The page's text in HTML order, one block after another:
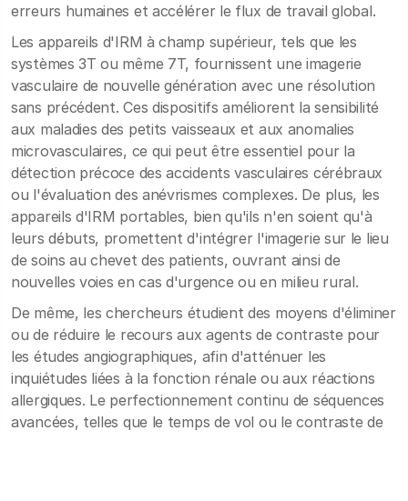
erreurs humaines et accélérer le flux de travail global.
Les appareils d'IRM à champ supérieur, tels que les
systèmes 3T ou même 7T, fournissent une imagerie
vasculaire de nouvelle génération avec une résolution
sans précédent. Ces dispositifs améliorent la sensibilité
aux maladies des petits vaisseaux et aux anomalies
microvasculaires, ce qui peut être essentiel pour la
détection précoce des accidents vasculaires cérébraux
ou l'évaluation des anévrismes complexes. De plus, les
appareils d'IRM portables, bien qu'ils n'en soient qu'à
leurs débuts, promettent d'intégrer l'imagerie sur le lieu
de soins au chevet des patients, ouvrant ainsi de
nouvelles voies en cas d'urgence ou en milieu rural.
De même, les chercheurs étudient des moyens d'éliminer
ou de réduire le recours aux agents de contraste pour
les études angiographiques, afin d'atténuer les
inquiétudes liées à la fonction rénale ou aux réactions
allergiques. Le perfectionnement continu de séquences
avancées, telles que le temps de vol ou le contraste de